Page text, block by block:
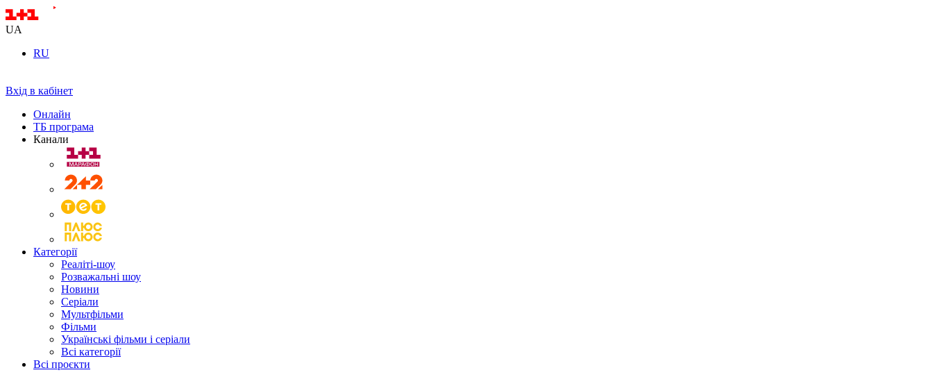
UA
RU
Вхід в кабінет
Онлайн
ТБ програма
Канали
Категорії
Реаліті-шоу
Розважальні шоу
Новини
Серіали
Мультфільми
Фільми
Українські фільми і серіали
Всі категорії
Всі проєкти